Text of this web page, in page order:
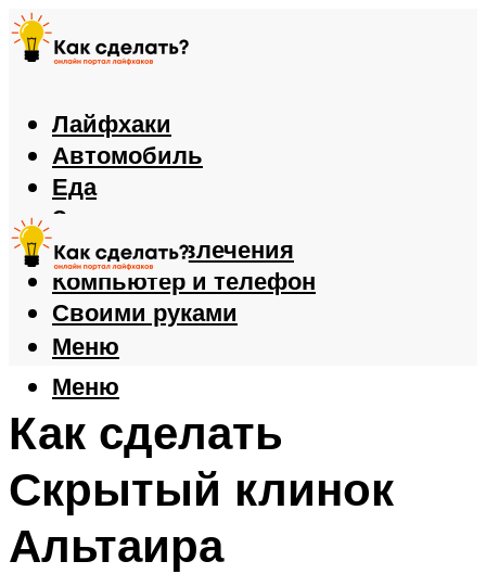
Лайфхаки
Автомобиль
Еда
Здоровье
Игры и развлечения
Компьютер и телефон
Своими руками
Меню
Меню
Как сделать
Скрытый клинок
Альтаира